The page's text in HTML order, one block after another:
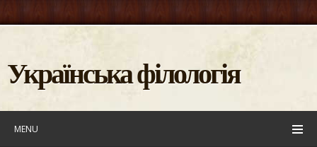
Українська філологія
MENU